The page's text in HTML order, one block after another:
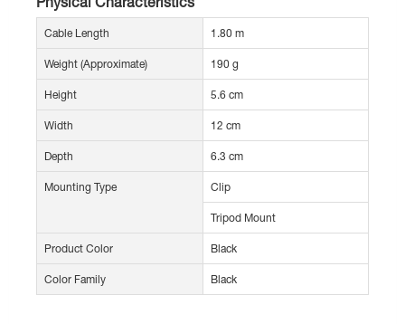
Cable Length 1.80 m
Weight (Approximate) 190 g
Height 5.6 cm
Width 12 cm
Depth 6.3 cm
Mounting Type Clip
Tripod Mount
Product Color Black
Color Family Black